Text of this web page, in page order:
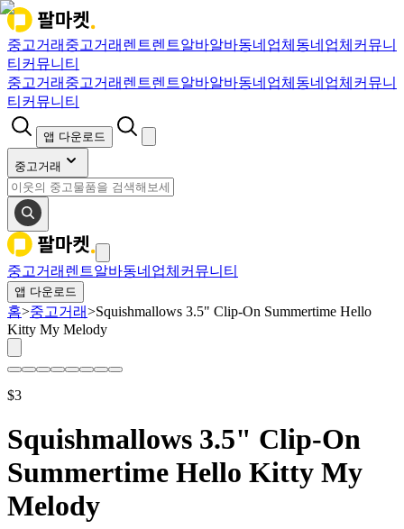
중고거래 중고거래 렌트렌트알바알바동네업체 동네업체 커뮤니
티 커뮤니티
중고거래 중고거래 렌트렌트알바알바동네업체 동네업체 커뮤니
티 커뮤니티
앱 다운로드
중고거래
중고거래 렌트알바동네업체 커뮤니티
앱 다운로드
홈>중고거래>Squishmallows 3.5" Clip-On Summertime Hello
Kitty My Melody
$3
Squishmallows 3.5" Clip-On
Summertime Hello Kitty My
Melody